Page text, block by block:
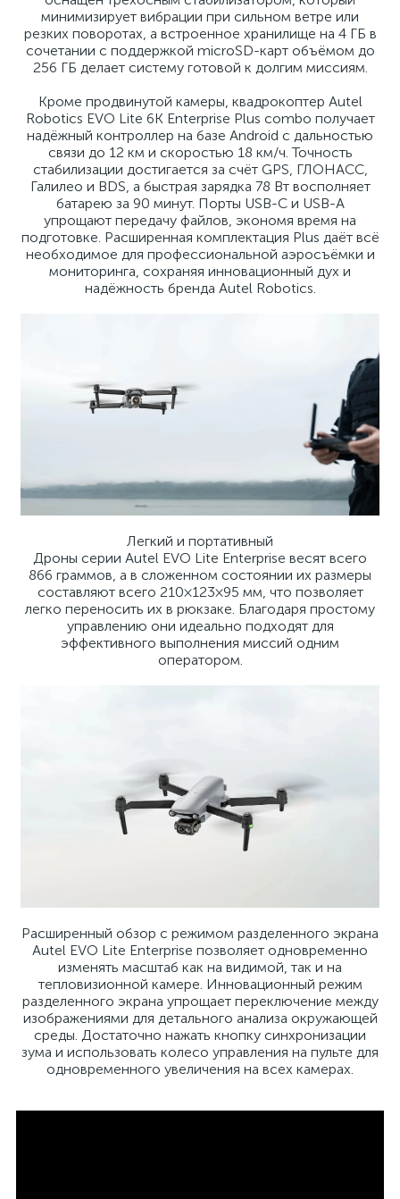
минимизирует вибрации при сильном ветре или
резких поворотах, а встроенное хранилище на 4 ГБ в
сочетании с поддержкой microSD-карт объёмом до
256 ГБ делает систему готовой к долгим миссиям.
Кроме продвинутой камеры, квадрокоптер Autel
Robotics EVO Lite 6K Enterprise Plus combo получает
надёжный контроллер на базе Android с дальностью
связи до 12 км и скоростью 18 км/ч. Точность
стабилизации достигается за счёт GPS, ГЛОНАСС,
Галилео и BDS, а быстрая зарядка 78 Вт восполняет
батарею за 90 минут. Порты USB-C и USB-A
упрощают передачу файлов, экономя время на
подготовке. Расширенная комплектация Plus даёт всё
необходимое для профессиональной аэросъёмки и
мониторинга, сохраняя инновационный дух и
надёжность бренда Autel Robotics.
Легкий и портативный
Дроны серии Autel EVO Lite Enterprise весят всего
866 граммов, а в сложенном состоянии их размеры
составляют всего 210×123×95 мм, что позволяет
легко переносить их в рюкзаке. Благодаря простому
управлению они идеально подходят для
эффективного выполнения миссий одним
оператором.
Расширенный обзор с режимом разделенного экрана
Autel EVO Lite Enterprise позволяет одновременно
изменять масштаб как на видимой, так и на
тепловизионной камере. Инновационный режим
разделенного экрана упрощает переключение между
изображениями для детального анализа окружающей
среды. Достаточно нажать кнопку синхронизации
зума и использовать колесо управления на пульте для
одновременного увеличения на всех камерах.